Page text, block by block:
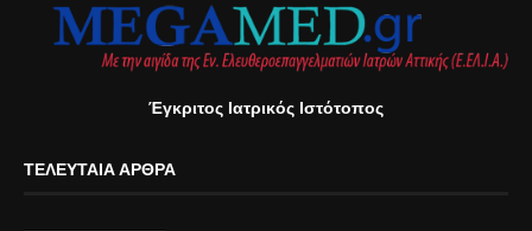
Έγκριτος Ιατρικός Ιστότοπος
ΤΕΛΕΥΤΑΊΑ ΆΡΘΡΑ